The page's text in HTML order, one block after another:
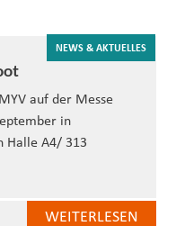
auf der Messe
in
Halle A4/ 313
WEITERLESEN
NEWS & AKTUELLES